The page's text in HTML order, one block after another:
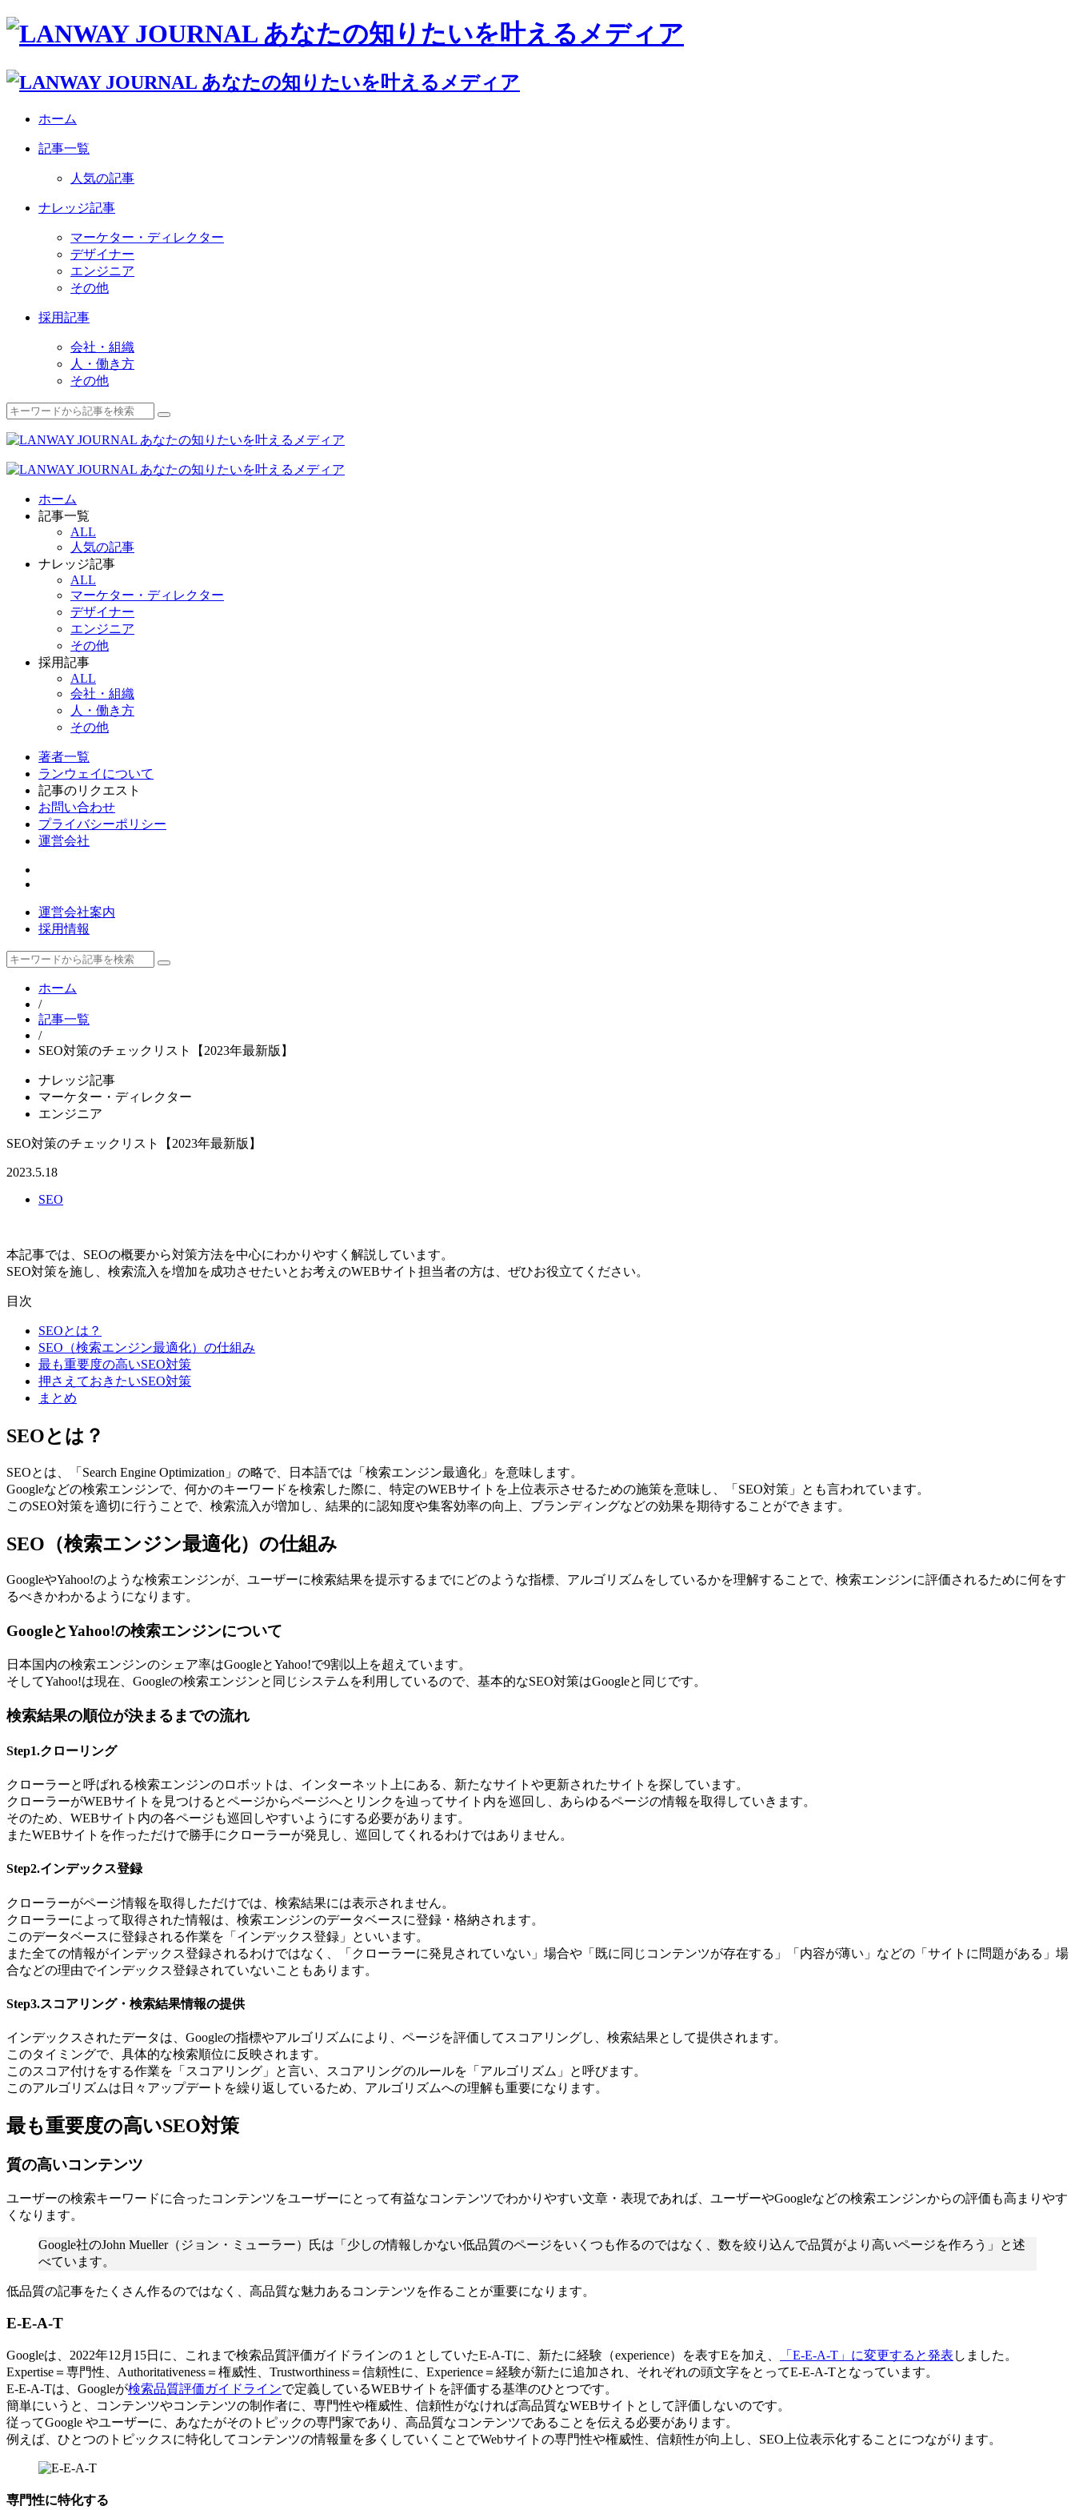
ホーム
記事一覧
人気の記事
ナレッジ記事
マーケター・ディレクター
デザイナー
エンジニア
その他
採用記事
会社・組織
人・働き方
その他
ホーム
記事一覧
ALL
人気の記事
ナレッジ記事
ALL
マーケター・ディレクター
デザイナー
エンジニア
その他
採用記事
ALL
会社・組織
人・働き方
その他
著者一覧
ランウェイについて
記事のリクエスト
お問い合わせ
プライバシーポリシー
運営会社
運営会社案内
採用情報
ホーム
/
記事一覧
/
SEO対策のチェックリスト【2023年最新版】
ナレッジ記事
マーケター・ディレクター
エンジニア
SEO対策のチェックリスト【2023年最新版】
2023.5.18
SEO
本記事では、SEOの概要から対策方法を中心にわかりやすく解説しています。
SEO対策を施し、検索流入を増加を成功させたいとお考えのWEBサイト担当者の方は、ぜひお役立てください。
目次
SEOとは？
SEO（検索エンジン最適化）の仕組み
最も重要度の高いSEO対策
押さえておきたいSEO対策
まとめ
SEOとは？
SEOとは、「Search Engine Optimization」の略で、日本語では「検索エンジン最適化」を意味します。
Googleなどの検索エンジンで、何かのキーワードを検索した際に、特定のWEBサイトを上位表示させるための施策を意味し、「SEO対策」とも言われています。
このSEO対策を適切に行うことで、検索流入が増加し、結果的に認知度や集客効率の向上、ブランディングなどの効果を期待することができます。
SEO（検索エンジン最適化）の仕組み
GoogleやYahoo!のような検索エンジンが、ユーザーに検索結果を提示するまでにどのような指標、アルゴリズムをしているかを理解することで、検索エンジンに評価されるために何をす
るべきかわかるようになります。
GoogleとYahoo!の検索エンジンについて
日本国内の検索エンジンのシェア率はGoogleとYahoo!で9割以上を超えています。
そしてYahoo!は現在、Googleの検索エンジンと同じシステムを利用しているので、基本的なSEO対策はGoogleと同じです。
検索結果の順位が決まるまでの流れ
Step1.クローリング
クローラーと呼ばれる検索エンジンのロボットは、インターネット上にある、新たなサイトや更新されたサイトを探しています。
クローラーがWEBサイトを見つけるとページからページへとリンクを辿ってサイト内を巡回し、あらゆるページの情報を取得していきます。
そのため、WEBサイト内の各ページも巡回しやすいようにする必要があります。
またWEBサイトを作っただけで勝手にクローラーが発見し、巡回してくれるわけではありません。
Step2.インデックス登録
クローラーがページ情報を取得しただけでは、検索結果には表示されません。
クローラーによって取得された情報は、検索エンジンのデータベースに登録・格納されます。
このデータベースに登録される作業を「インデックス登録」といいます。
また全ての情報がインデックス登録されるわけではなく、「クローラーに発見されていない」場合や「既に同じコンテンツが存在する」「内容が薄い」などの「サイトに問題がある」場
合などの理由でインデックス登録されていないこともあります。
Step3.スコアリング・検索結果情報の提供
インデックスされたデータは、Googleの指標やアルゴリズムにより、ページを評価してスコアリングし、検索結果として提供されます。
このタイミングで、具体的な検索順位に反映されます。
このスコア付けをする作業を「スコアリング」と言い、スコアリングのルールを「アルゴリズム」と呼びます。
このアルゴリズムは日々アップデートを繰り返しているため、アルゴリズムへの理解も重要になります。
最も重要度の高いSEO対策
質の高いコンテンツ
ユーザーの検索キーワードに合ったコンテンツをユーザーにとって有益なコンテンツでわかりやすい文章・表現であれば、ユーザーやGoogleなどの検索エンジンからの評価も高まりやす
くなります。
Google社のJohn Mueller（ジョン・ミューラー）氏は「少しの情報しかない低品質のページをいくつも作るのではなく、数を絞り込んで品質がより高いページを作ろう」と述
べています。
低品質の記事をたくさん作るのではなく、高品質な魅力あるコンテンツを作ることが重要になります。
E-E-A-T
Googleは、2022年12月15日に、これまで検索品質評価ガイドラインの１としていたE-A-Tに、新たに経験（experience）を表すEを加え、 「E-E-A-T」に変更すると発表 しました。
Expertise＝専門性、Authoritativeness＝権威性、Trustworthiness＝信頼性に、Experience＝経験が新たに追加され、それぞれの頭文字をとってE-E-A-Tとなっています。
E-E-A-Tは、Googleが検索品質評価ガイドラインで定義しているWEBサイトを評価する基準のひとつです。
簡単にいうと、コンテンツやコンテンツの制作者に、専門性や権威性、信頼性がなければ高品質なWEBサイトとして評価しないのです。
従ってGoogle やユーザーに、あなたがそのトピックの専門家であり、高品質なコンテンツであることを伝える必要があります。
例えば、ひとつのトピックスに特化してコンテンツの情報量を多くしていくことでWebサイトの専門性や権威性、信頼性が向上し、SEO上位表示化することにつながります。
専門性に特化する